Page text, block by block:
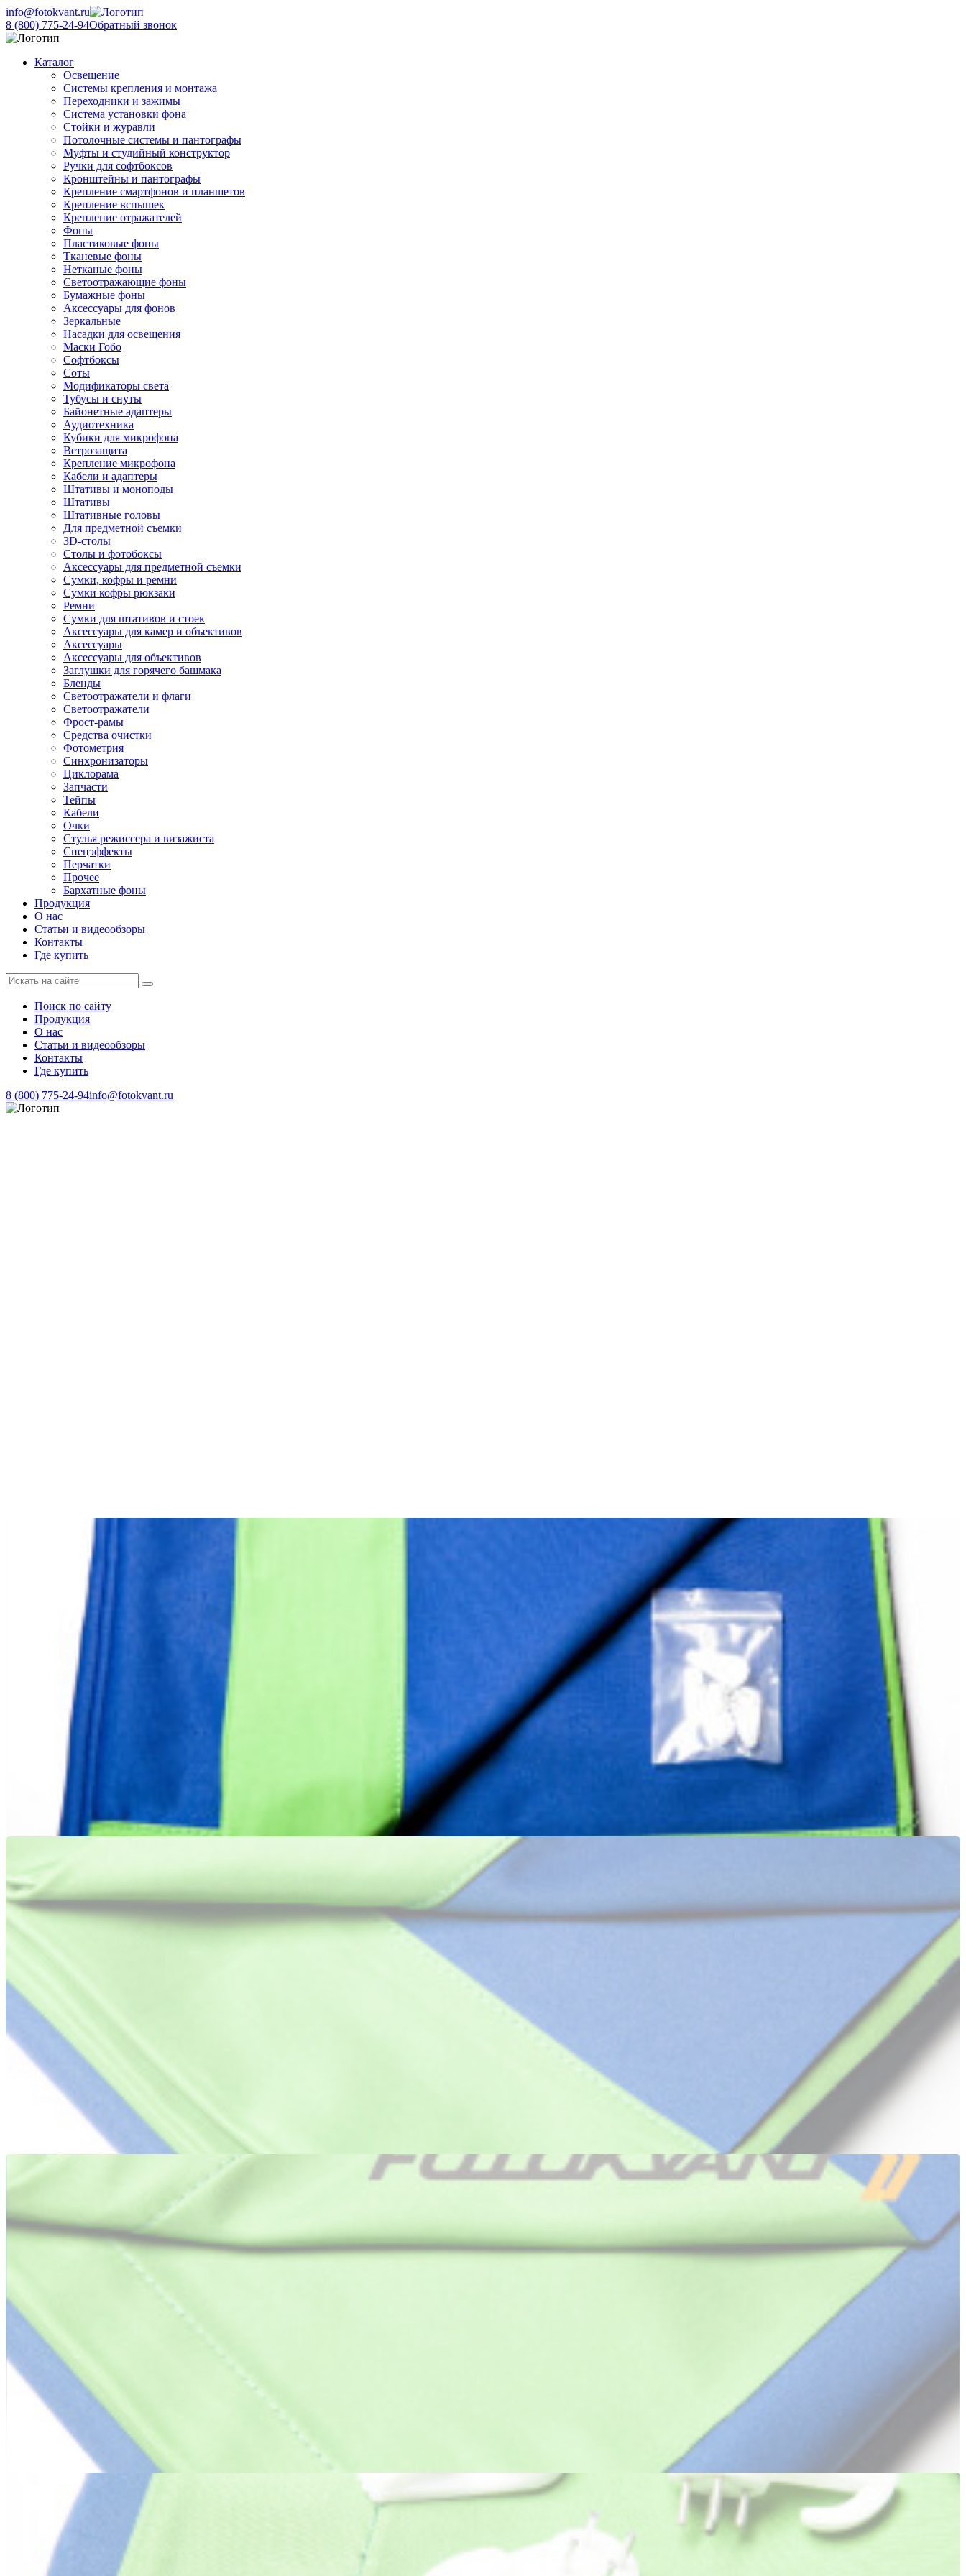
info@fotokvant.ru
8 (800) 775-24-94Обратный звонок
Каталог
Освещение
Системы крепления и монтажа
Переходники и зажимы
Система установки фона
Стойки и журавли
Потолочные системы и пантографы
Муфты и студийный конструктор
Ручки для софтбоксов
Кронштейны и пантографы
Крепление смартфонов и планшетов
Крепление вспышек
Крепление отражателей
Фоны
Пластиковые фоны
Тканевые фоны
Нетканые фоны
Светоотражающие фоны
Бумажные фоны
Аксессуары для фонов
Зеркальные
Насадки для освещения
Маски Гобо
Софтбоксы
Соты
Модификаторы света
Тубусы и снуты
Байонетные адаптеры
Аудиотехника
Кубики для микрофона
Ветрозащита
Крепление микрофона
Кабели и адаптеры
Штативы и моноподы
Штативы
Штативные головы
Для предметной съемки
3D-столы
Столы и фотобоксы
Аксессуары для предметной съемки
Сумки, кофры и ремни
Сумки кофры рюкзаки
Ремни
Сумки для штативов и стоек
Аксессуары для камер и объективов
Аксессуары
Аксессуары для объективов
Заглушки для горячего башмака
Бленды
Светоотражатели и флаги
Светоотражатели
Фрост-рамы
Средства очистки
Фотометрия
Синхронизаторы
Циклорама
Запчасти
Тейпы
Кабели
Очки
Стулья режиссера и визажиста
Спецэффекты
Перчатки
Прочее
Бархатные фоны
Продукция
О нас
Статьи и видеообзоры
Контакты
Где купить
Поиск по сайту
Продукция
О нас
Статьи и видеообзоры
Контакты
Где купить
8 (800) 775-24-94info@fotokvant.ru